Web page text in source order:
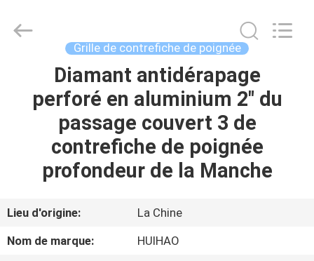
ACCUEIL
PRODUITS
PROPOS
DE
NOUS
Mesh
Product
Grille de contrefiche de poignée
Diamant antidérapage
perforé en aluminium 2" du
passage couvert 3 de
contrefiche de poignée
profondeur de la Manche
Lieu d'origine:
La Chine
Nom de marque:
HUIHAO